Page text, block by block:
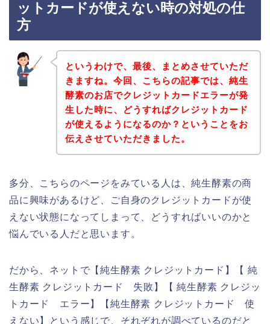
ットカードが使えない時の対処の仕
方
というわけで、最後、まとめさせていただ
きますね。今回、こちらの記事では、純生
酵素のお店でクレジットカードエラーが発
生した時に、どうすればクレジットカード
が使えるようになるのか？ということをお
伝えさせていただきました。
多分、こちらのページをみている人は、純生酵素の商
品に興味があるけど、ご自身のクレジットカードが使
えない状態になってしまって、どうすればいいのかと
悩んでいる人だと思います。
だから、ネットで【純生酵素 クレジットカード】【 純
生酵素 クレジットカード 失敗】【 純生酵素 クレジッ
トカード エラー】【純生酵素 クレジットカード 使
えない】という感じで、それぞれが調べているのだと